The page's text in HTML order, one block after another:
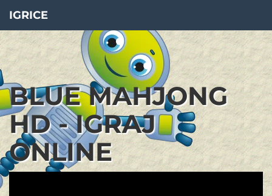
IGRICE
BLUE MAHJONG
HD - IGRAJ
ONLINE